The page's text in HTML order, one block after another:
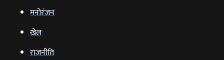
मनोरंजन
खेल
राजनीति